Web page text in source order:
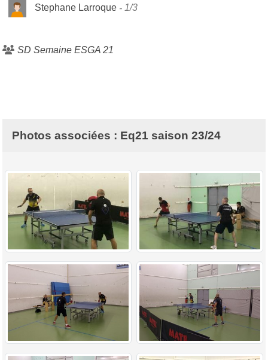
Stephane Larroque 1/3
SD Semaine ESGA 21
Photos associées : Eq21 saison 23/24